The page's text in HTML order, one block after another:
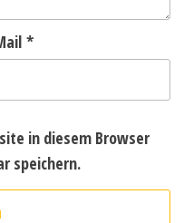
*
in diesem Browser
speichern.